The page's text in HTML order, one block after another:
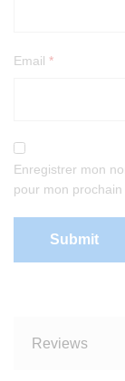
Email *
Enregistrer mon
pour mon
Reviews